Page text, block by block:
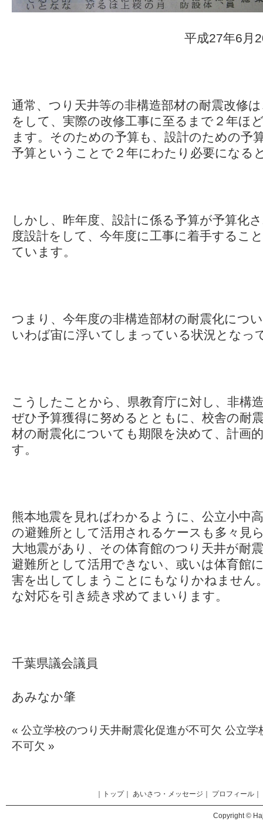
平成27年6月20日千
通常、つり天井等の非構造部材の耐震改修
をして、実際の改修工事に至るまで２年ほ
ます。そのための予算も、設計のための予
予算ということで２年にわたり必要になる
しかし、昨年度、設計に係る予算が予算化
度設計をして、今年度に工事に着手するこ
ています。
つまり、今年度の非構造部材の耐震化につ
いわば宙に浮いてしまっている状況となっ
こうしたことから、県教育庁に対し、非構
ぜひ予算獲得に努めるとともに、校舎の耐
材の耐震化についても期限を決めて、計画
す。
熊本地震を見ればわかるように、公立小中
の避難所として活用されるケースも多々見
大地震があり、その体育館のつり天井が耐
避難所として活用できない、或いは体育館
害を出してしまうことにもなりかねません
な対応を引き続き求めてまいります。
千葉県議会議員
あみなか肇
« 公立学校のつり天井耐震化促進が不可欠 公立学
不可欠 »
トップ｜ あいさつ・メッセージ プロフィール
Copyright ©